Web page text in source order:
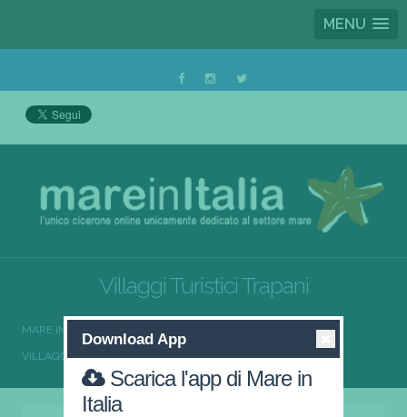
MENU
Villaggi Turistici Trapani
MARE IN ITALIA
VILLAGGI TURISTICI SICILIA VILLAGGI TURISTICI TRAPANI
Download App
Scarica l'app di Mare in
Italia